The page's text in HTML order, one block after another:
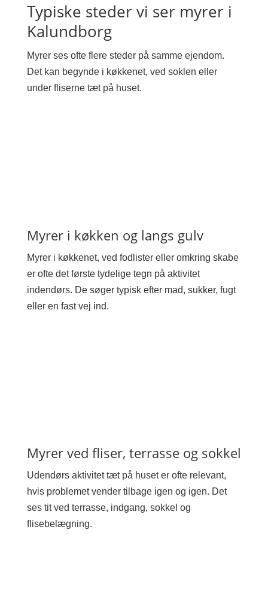
Typiske steder vi ser myrer i
Kalundborg
Myrer ses ofte flere steder på samme ejendom.
Det kan begynde i køkkenet, ved soklen eller
under fliserne tæt på huset.
Myrer i køkken og langs gulv
Myrer i køkkenet, ved fodlister eller omkring skabe
er ofte det første tydelige tegn på aktivitet
indendørs. De søger typisk efter mad, sukker, fugt
eller en fast vej ind.
Myrer ved fliser, terrasse og sokkel
Udendørs aktivitet tæt på huset er ofte relevant,
hvis problemet vender tilbage igen og igen. Det
ses tit ved terrasse, indgang, sokkel og
flisebelægning.